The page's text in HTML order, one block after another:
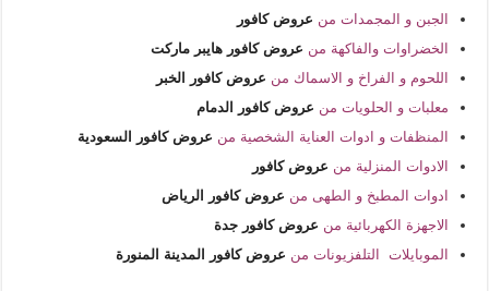
الجبن و المجمدات من عروض كافور
الخضراوات والفاكهة من عروض كافور هايبر ماركت
اللحوم و الفراخ و الاسماك من عروض كافور الخبر
معلبات و الحلويات من عروض كافور الدمام
المنظفات و ادوات العناية الشخصية من عروض كافور السعودية
الادوات المنزلية من عروض كافور
ادوات المطبخ و الطهى من عروض كافور الرياض
الاجهزة الكهربائية من عروض كافور جدة
الموبايلات التلفزيونات من عروض كافور المدينة المنورة